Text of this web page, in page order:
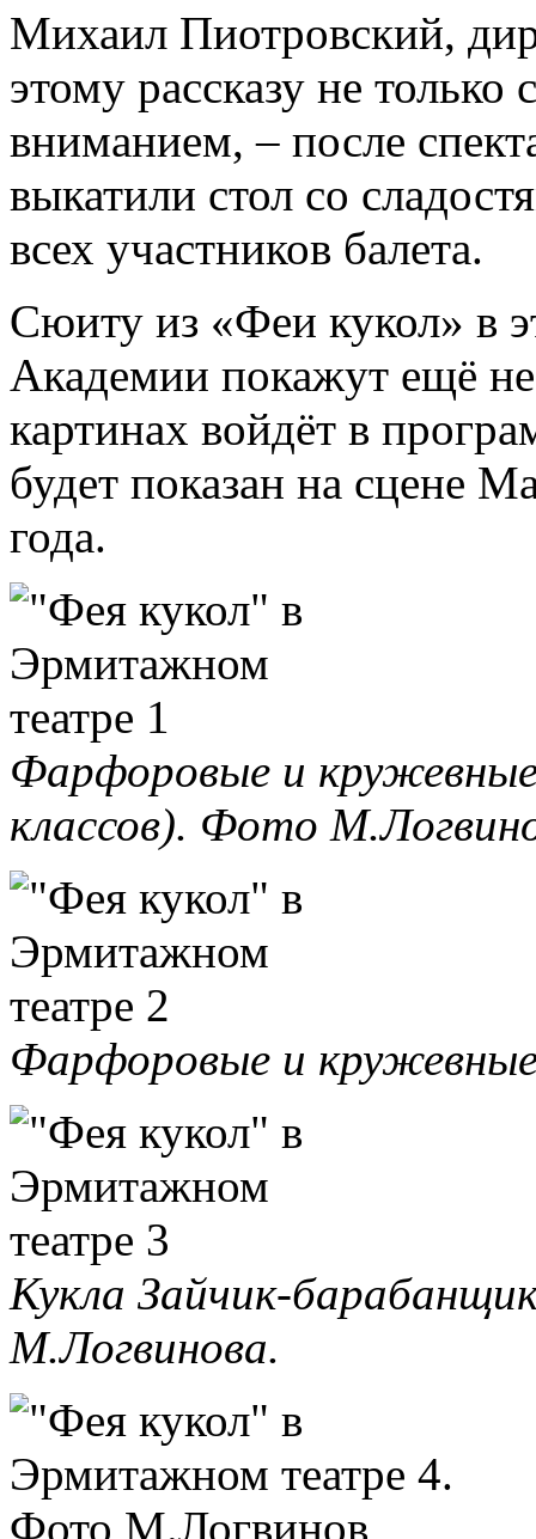
Михаил Пиотровский,
этому рассказу не
вниманием, ­– после
выкатили стол со
всех участников балета.
Сюиту из «Феи кукол» в
Академии покажут ещё
картинах войдёт в
будет показан на сцене
года.
Фарфоровые и
классов). Фото
Фарфоровые и
Кукла Зайчик-
М.Логвинова.